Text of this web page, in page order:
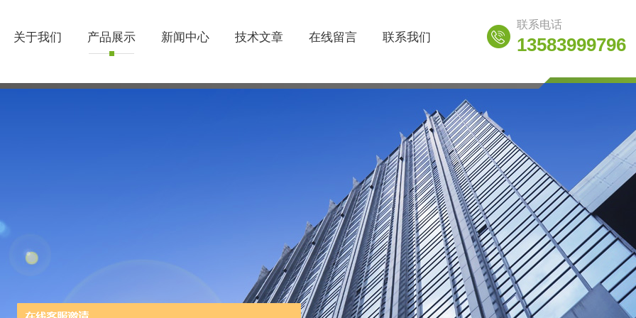
关于我们 产品展示 新闻中心 技术文章 在线留言 联系我们
联系电话
13583999796